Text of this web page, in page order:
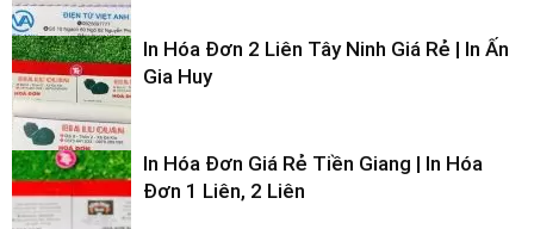
In Hóa Đơn 2 Liên Tây Ninh Giá Rẻ | In Ấn
Gia Huy
In Hóa Đơn Giá Rẻ Tiền Giang | In Hóa
Đơn 1 Liên, 2 Liên